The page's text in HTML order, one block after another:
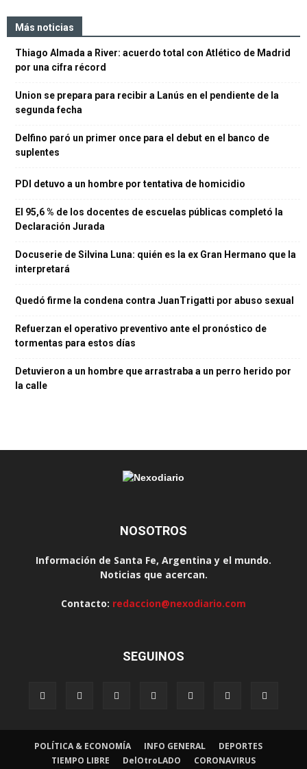
Más noticias
Thiago Almada a River: acuerdo total con Atlético de Madrid
por una cifra récord
Union se prepara para recibir a Lanús en el pendiente de la
segunda fecha
Delfino paró un primer once para el debut en el banco de
suplentes
PDI detuvo a un hombre por tentativa de homicidio
El 95,6 % de los docentes de escuelas públicas completó la
Declaración Jurada
Docuserie de Silvina Luna: quién es la ex Gran Hermano que la
interpretará
Quedó firme la condena contra JuanTrigatti por abuso sexual
Refuerzan el operativo preventivo ante el pronóstico de
tormentas para estos días
Detuvieron a un hombre que arrastraba a un perro herido por
la calle
NOSOTROS
Información de Santa Fe, Argentina y el mundo.
Noticias que acercan.
Contacto: redaccion@nexodiario.com
SEGUINOS
POLÍTICA & ECONOMÍA INFO GENERAL
DEPORTES
TIEMPO LIBRE
DelOtroLADO CORONAVIRUS